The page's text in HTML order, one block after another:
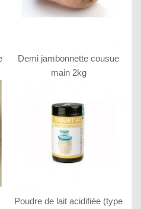
Demi jambonnette cousue
main 2kg
Poudre de lait acidifiée (type